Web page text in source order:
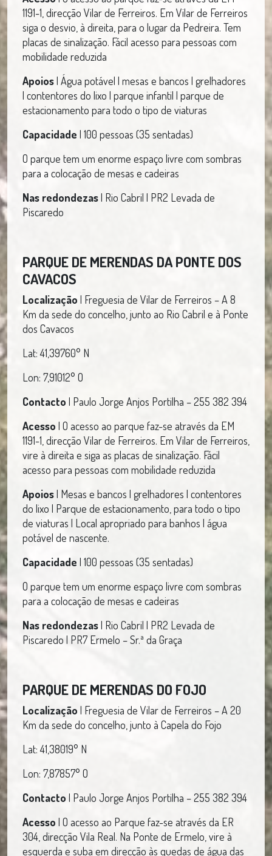
1191-1, direcção Vilar de Ferreiros. Em Vilar de Ferreiros
siga o desvio, à direita, para o lugar da Pedreira. Tem
placas de sinalização. Fácil acesso para pessoas com
mobilidade reduzida
Apoios| Água potável | mesas e bancos | grelhadores
| contentores do lixo | parque infantil | parque de
estacionamento para todo o tipo de viaturas
Capacidade | 100 pessoas (35 sentadas)
O parque tem um enorme espaço livre com sombras
para a colocação de mesas e cadeiras
Nas redondezas| Rio Cabril | PR2 Levada de
Piscaredo
PARQUE DE MERENDAS DA PONTE DOS
CAVACOS
Localização | Freguesia de Vilar de Ferreiros – A 8
Km da sede do concelho, junto ao Rio Cabril e à Ponte
dos Cavacos
Lat: 41,39760° N
Lon: 7,91012° O
Contacto | Paulo Jorge Anjos Portilha – 255 382 394
Acesso | O acesso ao parque faz-se através da EM
1191-1, direcção Vilar de Ferreiros. Em Vilar de Ferreiros,
vire à direita e siga as placas de sinalização. Fácil
acesso para pessoas com mobilidade reduzida
Apoios| Mesas e bancos | grelhadores | contentores
do lixo | Parque de estacionamento, para todo o tipo
de viaturas | Local apropriado para banhos | água
potável de nascente.
Capacidade | 100 pessoas (35 sentadas)
O parque tem um enorme espaço livre com sombras
para a colocação de mesas e cadeiras
Nas redondezas| Rio Cabril | PR2 Levada de
Piscaredo | PR7 Ermelo – Sr.ª da Graça
PARQUE DE MERENDAS DO FOJO
Localização | Freguesia de Vilar de Ferreiros – A 20
Km da sede do concelho, junto à Capela do Fojo
Lat: 41,38019° N
Lon: 7,87857° O
Contacto | Paulo Jorge Anjos Portilha – 255 382 394
Acesso | O acesso ao Parque faz-se através da ER
304, direcção Vila Real. Na Ponte de Ermelo, vire à
esquerda e suba em direcção às quedas de água das